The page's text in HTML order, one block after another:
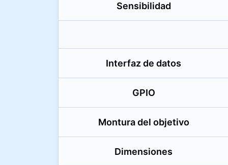
Sensibilidad
Interfaz de datos
GPIO
Montura del objetivo
Dimensiones